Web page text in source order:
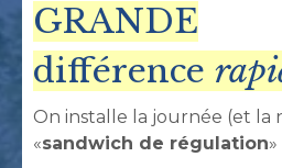
GRANDE
différence
On installe la journée (et la
«sandwich de régulation»